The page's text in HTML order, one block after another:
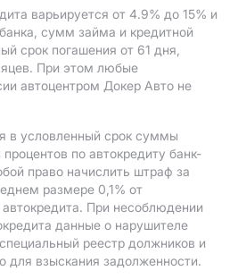
варьируется от 4.9% до 15% и
сумм займа и кредитной
срок погашения от 61 дня,
При этом любые
автоцентром Докер Авто не
в условленный срок суммы
по автокредиту банк-
право начислить штраф за
размере 0,1% от
При несоблюдении
данные о нарушителе
реестр должников и
для взыскания задолженности.